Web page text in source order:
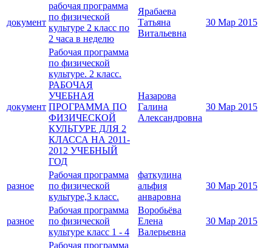
документ
рабочая программа
по физической
культуре 2 класс по
2 часа в неделю
Ярабаева
Татьяна
Витальевна
30 Мар 2015
документ
Рабочая программа
по физической
культуре. 2 класс.
РАБОЧАЯ
УЧЕБНАЯ
ПРОГРАММА ПО
ФИЗИЧЕСКОЙ
КУЛЬТУРЕ ДЛЯ 2
КЛАССА НА 2011-
2012 УЧЕБНЫЙ
ГОД
Назарова
Галина
Александровна
30 Мар 2015
разное
Рабочая программа
по физической
культуре,3 класс.
фаткулина
альфия
анваровна
30 Мар 2015
разное
Рабочая программа
по физической
культуре класс 1 - 4
Воробьёва
Елена
Валерьевна
30 Мар 2015
Рабочая программа